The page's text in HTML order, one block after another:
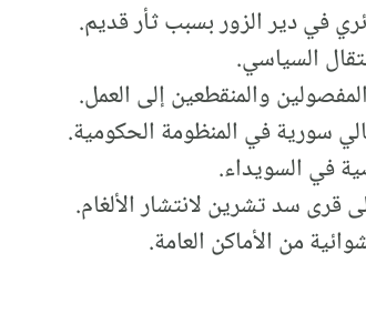
في دير الزور بسبب ثأر قديم.
السياسي.
والمنقطعين إلى العمل.
سورية في المنظومة الحكومية.
في السويداء.
قرى سد تشرين لانتشار الألغام.
من الأماكن العامة.